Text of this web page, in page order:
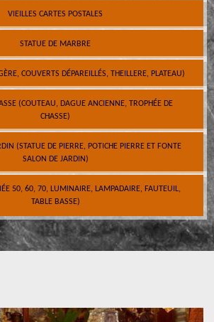
VIEILLES CARTES POSTALES
STATUE DE MARBRE
COUVERTS DÉPAREILLÉS, THEILLERE, PLATEAU)
(COUTEAU, DAGUE ANCIENNE, TROPHÉE DE
CHASSE)
(STATUE DE PIERRE, POTICHE PIERRE ET FONTE
SALON DE JARDIN)
50, 60, 70, LUMINAIRE, LAMPADAIRE, FAUTEUIL,
TABLE BASSE)